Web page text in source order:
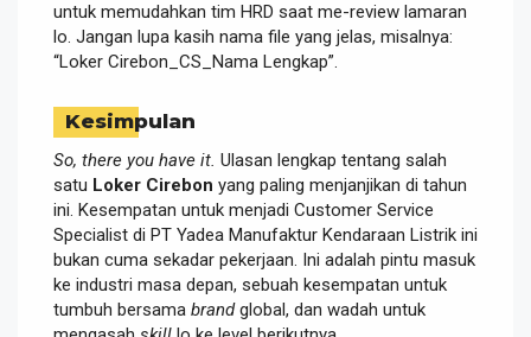
untuk memudahkan tim HRD saat me-review lamaran
lo. Jangan lupa kasih nama file yang jelas, misalnya:
“Loker Cirebon_CS_Nama Lengkap”.
Kesimpulan
So, there you have it. Ulasan lengkap tentang salah
satu Loker Cirebon yang paling menjanjikan di tahun
ini. Kesempatan untuk menjadi Customer Service
Specialist di PT Yadea Manufaktur Kendaraan Listrik ini
bukan cuma sekadar pekerjaan. Ini adalah pintu masuk
ke industri masa depan, sebuah kesempatan untuk
tumbuh bersama brandglobal, dan wadah untuk